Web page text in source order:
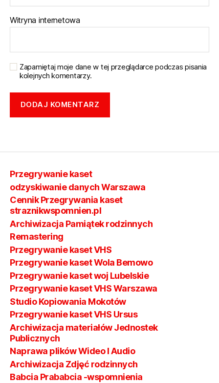
Witryna internetowa
Zapamiętaj moje dane w tej przeglądarce podczas pisania
kolejnych komentarzy.
Przegrywanie kaset
odzyskiwanie danych Warszawa
Cennik Przegrywania kaset
straznikwspomnien.pl
Archiwizacja Pamiątek rodzinnych
Remastering
Przegrywanie kaset VHS
Przegrywanie kaset Wola Bemowo
Przegrywanie kaset woj Lubelskie
Przegrywanie kaset VHS Warszawa
Studio Kopiowania Mokotów
Przegrywanie kaset VHS Ursus
Archiwizacja materiałów Jednostek
Publicznych
Naprawa plików Wideo I Audio
Archiwizacja Zdjęć rodzinnych
Babcia Prababcia -wspomnienia